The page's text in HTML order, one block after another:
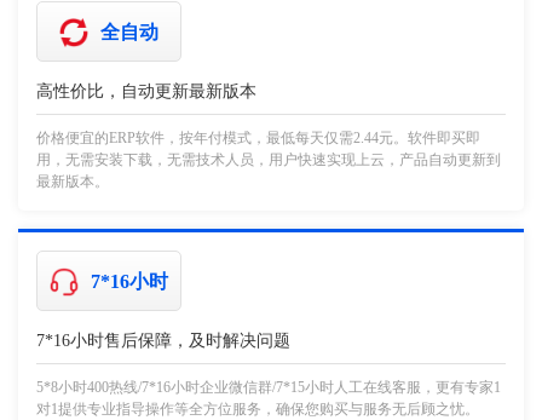
全自动
高性价比，自动更新最新版本
价格便宜的ERP软件，按年付模式，最低每天仅需2.44元。软件即买即
用，无需安装下载，无需技术人员，用户快速实现上云，产品自动更新到
最新版本。
7*16小时
7*16小时售后保障，及时解决问题
5*8小时400热线/7*16小时企业微信群/7*15小时人工在线客服，更有专家1
对1提供专业指导操作等全方位服务，确保您购买与服务无后顾之忧。